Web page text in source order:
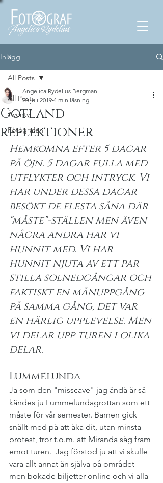
Inlägg
All Posts
Äventyr
Fotografen
All Posts
Gotland -
reflektioner
Angelica Rydelius Bergman
20 juli 2019 4 min läsning
Hemkomna efter 5 dagar
på öjn. 5 dagar fulla med
utflykter och intryck. Vi
har under dessa dagar
besökt de flesta såna där
"måste"-ställen men även
några andra har vi
hunnit med. Vi har
hunnit njuta av ett par
stilla solnedgångar och
faktiskt en månuppgång
på samma gång, det var
en härlig upplevelse. Men
vi delar upp turen i olika
delar.
Lummelunda
Ja som den "misscave" jag ändå är så
kändes ju Lummelundagrottan som ett
måste för vår semester. Barnen gick
snällt med på att åka dit, utan minsta
protest, tror t.o.m. att Miranda såg fram
emot turen.  Jag förstod ju att vi skulle
vara allt annat än själva på området
men bokade biljetter online och vi alla